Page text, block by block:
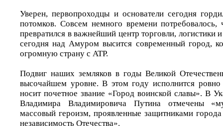
Уверен, первопроходцы и основатели сегодня
потомков. Совсем немного времени
превратился в важнейший центр торговли, логистики
сегодня над Амуром высится современный город,
огромную страну с АТР.
Подвиг наших земляков в годы Великой
высочайшем уровне. В этом году исполнится ровно
носит почетное звание «Город воинской славы». В
Владимира Владимировича Путина отмечены
массовый героизм, проявленные защитниками
независимость Отечества».